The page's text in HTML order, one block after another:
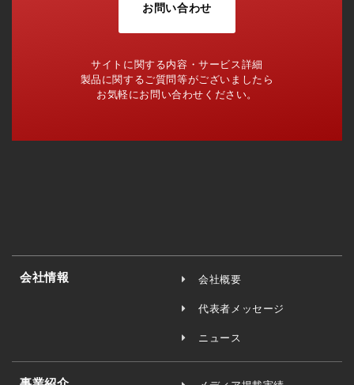
お問い合わせ
サイトに関する内容・サービス詳細
製品に関するご質問等がございましたら
お気軽にお問い合わせください。
会社情報 会社概要
代表者メッセージ
ニュース